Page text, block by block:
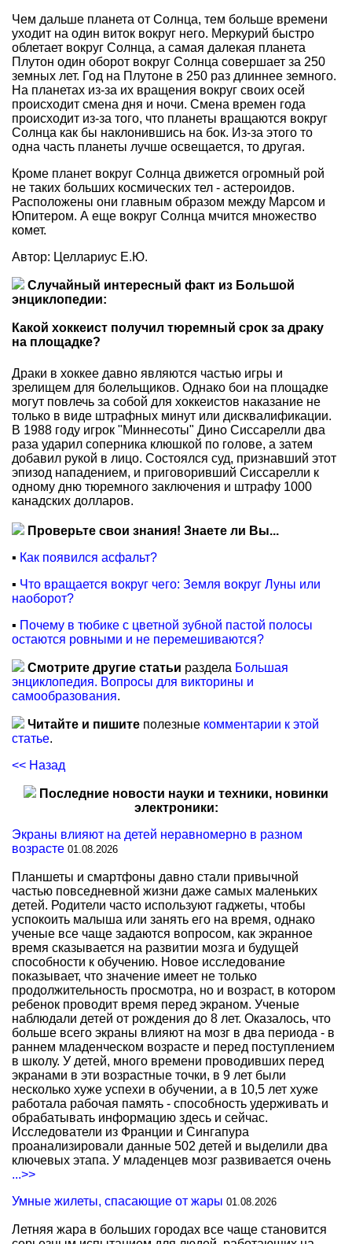
Чем дальше планета от Солнца, тем больше времени
уходит на один виток вокруг него. Меркурий быстро
облетает вокруг Солнца, а самая далекая планета
Плутон один оборот вокруг Солнца совершает за 250
земных лет. Год на Плутоне в 250 раз длиннее земного.
На планетах из-за их вращения вокруг своих осей
происходит смена дня и ночи. Смена времен года
происходит из-за того, что планеты вращаются вокруг
Солнца как бы наклонившись на бок. Из-за этого то
одна часть планеты лучше освещается, то другая.
Кроме планет вокруг Солнца движется огромный рой
не таких больших космических тел - астероидов.
Расположены они главным образом между Марсом и
Юпитером. А еще вокруг Солнца мчится множество
комет.
Автор: Целлариус Е.Ю.
Случайный интересный факт из Большой
энциклопедии:
Какой хоккеист получил тюремный срок за драку
на площадке?
Драки в хоккее давно являются частью игры и
зрелищем для болельщиков. Однако бои на площадке
могут повлечь за собой для хоккеистов наказание не
только в виде штрафных минут или дисквалификации.
В 1988 году игрок "Миннесоты" Дино Сиссарелли два
раза ударил соперника клюшкой по голове, а затем
добавил рукой в лицо. Состоялся суд, признавший этот
эпизод нападением, и приговоривший Сиссарелли к
одному дню тюремного заключения и штрафу 1000
канадских долларов.
Проверьте свои знания! Знаете ли Вы...
▪ Как появился асфальт?
▪ Что вращается вокруг чего: Земля вокруг Луны или
наоборот?
▪ Почему в тюбике с цветной зубной пастой полосы
остаются ровными и не перемешиваются?
Смотрите другие статьи раздела Большая
энциклопедия. Вопросы для викторины и
самообразования.
Читайте и пишите полезные комментарии к этой
статье.
<< Назад
Последние новости науки и техники, новинки
электроники:
Экраны влияют на детей неравномерно в разном
возрасте 01.08.2026
Планшеты и смартфоны давно стали привычной
частью повседневной жизни даже самых маленьких
детей. Родители часто используют гаджеты, чтобы
успокоить малыша или занять его на время, однако
ученые все чаще задаются вопросом, как экранное
время сказывается на развитии мозга и будущей
способности к обучению. Новое исследование
показывает, что значение имеет не только
продолжительность просмотра, но и возраст, в котором
ребенок проводит время перед экраном. Ученые
наблюдали детей от рождения до 8 лет. Оказалось, что
больше всего экраны влияют на мозг в два периода - в
раннем младенческом возрасте и перед поступлением
в школу. У детей, много времени проводивших перед
экранами в эти возрастные точки, в 9 лет были
несколько хуже успехи в обучении, а в 10,5 лет хуже
работала рабочая память - способность удерживать и
обрабатывать информацию здесь и сейчас.
Исследователи из Франции и Сингапура
проанализировали данные 502 детей и выделили два
ключевых этапа. У младенцев мозг развивается очень
...>>
Умные жилеты, спасающие от жары 01.08.2026
Летняя жара в больших городах все чаще становится